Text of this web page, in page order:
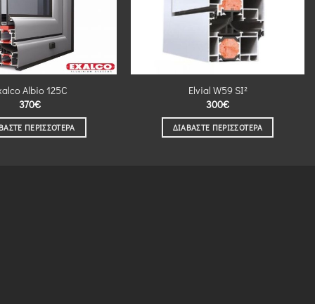
Albio 125C
370€
ΠΕΡΙΣΣΌΤΕΡΑ
Elvial W59 SI²
300€
ΔΙΑΒΆΣΤΕ ΠΕΡΙΣΣΌΤΕΡΑ